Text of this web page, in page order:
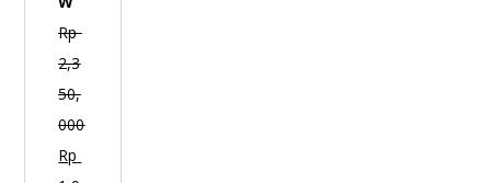
3
7
N
E
W
Rp
2,3
50,
000
Rp